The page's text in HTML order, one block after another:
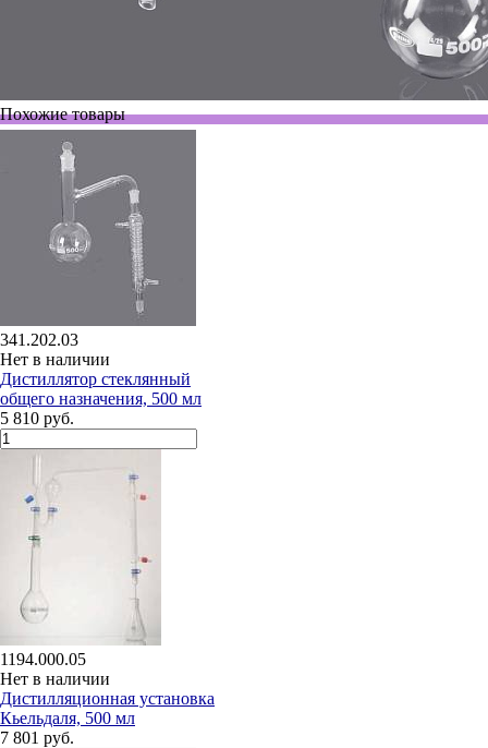
Похожие товары
341.202.03
Нет в наличии
Дистиллятор стеклянный
общего назначения, 500 мл
5 810 руб.
1194.000.05
Нет в наличии
Дистилляционная установка
Кьельдаля, 500 мл
7 801 руб.